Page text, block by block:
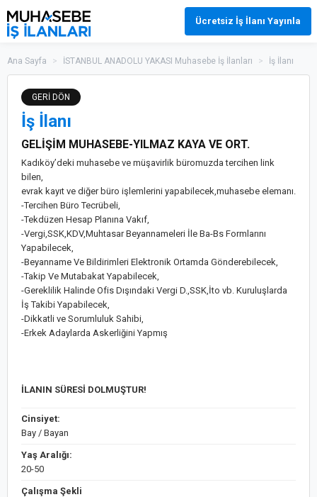
Ücretsiz İş İlanı Yayınla
Ana Sayfa > İSTANBUL ANADOLU YAKASI Muhasebe İş İlanları > İş İlanı
GERİ DÖN
İş İlanı
GELİŞİM MUHASEBE-YILMAZ KAYA VE ORT.
Kadıköy’deki muhasebe ve müşavirlik büromuzda tercihen link
bilen,
evrak kayıt ve diğer büro işlemlerini yapabilecek,muhasebe elemanı.
-Tercihen Büro Tecrübeli,
-Tekdüzen Hesap Planına Vakıf,
-Vergi,SSK,KDV,Muhtasar Beyannameleri İle Ba-Bs Formlarını
Yapabilecek,
-Beyanname Ve Bildirimleri Elektronik Ortamda Gönderebilecek,
-Takip Ve Mutabakat Yapabilecek,
-Gereklilik Halinde Ofis Dışındaki Vergi D.,SSK,İto vb. Kuruluşlarda
İş Takibi Yapabilecek,
-Dikkatli ve Sorumluluk Sahibi,
-Erkek Adaylarda Askerliğini Yapmış
İLANIN SÜRESİ DOLMUŞTUR!
Cinsiyet:
Bay / Bayan
Yaş Aralığı:
20-50
Çalışma Şekli